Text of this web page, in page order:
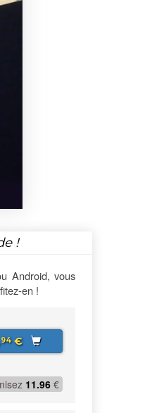
!
Android, vous
en !
94€
11.96 €